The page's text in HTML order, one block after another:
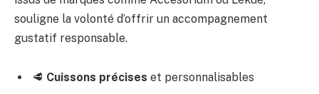
souligne la volonté d’offrir un accompagnement
gustatif responsable.
🥩 Cuissons précises et personnalisables